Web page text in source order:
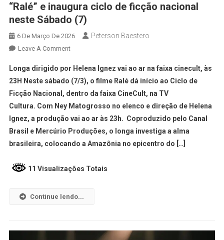
“Ralé” e inaugura ciclo de ficção nacional
neste Sábado (7)
6 De Março De 2026 Peterson Baestero
Leave A Comment
Longa dirigido por Helena Ignez vai ao ar na faixa cinecult, às
23H Neste sábado (7/3), o filme Ralé dá início ao Ciclo de
Ficção Nacional, dentro da faixa CineCult, na TV
Cultura. Com Ney Matogrosso no elenco e direção de Helena
Ignez, a produção vai ao ar às 23h. Coproduzido pelo Canal
Brasil e Mercúrio Produções, o longa investiga a alma
brasileira, colocando a Amazônia no epicentro do […]
11 Visualizações Totais
Continue lendo...